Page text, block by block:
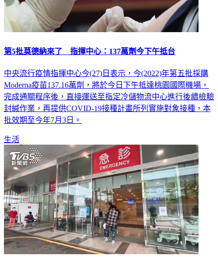
第5批莫德納來了 指揮中心：137萬劑今下午抵台
中央流行疫情指揮中心今(27)日表示，今(2022)年第五批採購
Moderna疫苗137.16萬劑，將於今日下午抵達桃園國際機場，
完成通關程序後，直接運送至指定冷儲物流中心進行後續檢驗
封緘作業，再提供COVID-19接種計畫所列實施對象接種，本
批效期至今年7月3日。
生活